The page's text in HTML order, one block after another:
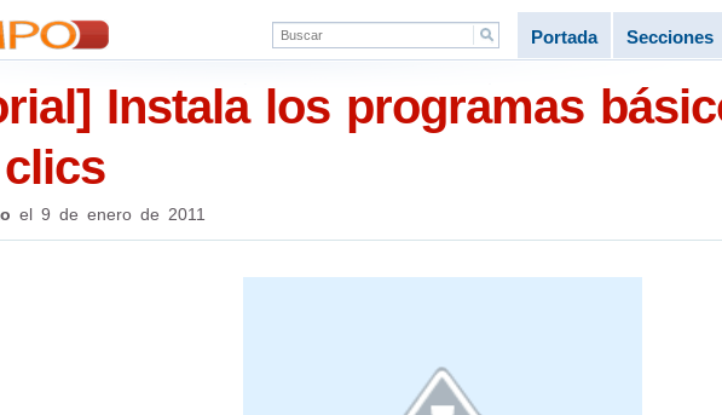
Portada Secciones
Instala los programas
el 9 de enero de 2011